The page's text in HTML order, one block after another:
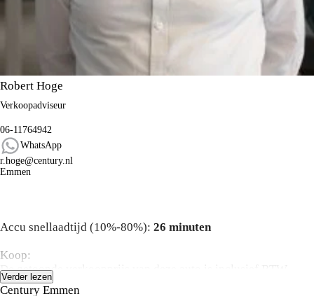
Robert Hoge
Verkoopadviseur
06-11764942
WhatsApp
r.hoge@century.nl
Emmen
Accu snellaadtijd (10%-80%): 26 minuten
Koop:
De getoonde verkoopprijs van deze auto is inclusief BTW,
BPM, rijklaarmaakkosten, recyclingbijdrage en leges.
Verder lezen
Century Emmen